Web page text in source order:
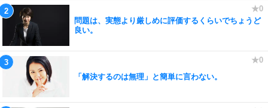
問題は、実態より厳しめに評価するくらいでちょうど
良い。
「解決するのは無理」と簡単に言わない。